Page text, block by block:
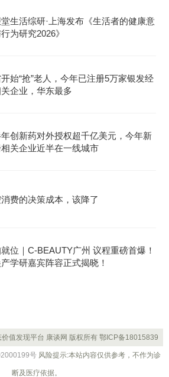
生活综研·上海发布《生活者的健康意
为研究2026》
始“抢”老人，今年已注册5万家银发经
企业，华东最多
年创新药对外授权超千亿美元，今年新
关企业近半在一线城市
费的决策成本，该降了
位｜C-BEAUTY广州 议程重磅首爆！
学研嘉宾阵容正式揭晓！
值发现平台 康谈网 版权所有 鄂ICP备18015839
号 风险提示:本站内容仅供参考，不作为诊
断及医疗依据。